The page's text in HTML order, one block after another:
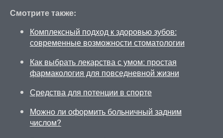
Смотрите также:
Комплексный подход к здоровью зубов:
современные возможности стоматологии
Как выбрать лекарства с умом: простая
фармакология для повседневной жизни
Средства для потенции в спорте
Можно ли оформить больничный задним
числом?